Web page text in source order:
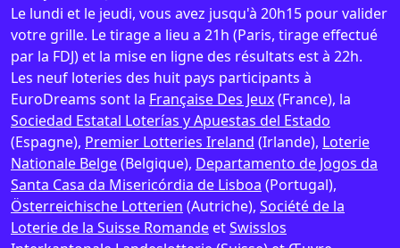
Le lundi et le jeudi, vous avez jusqu'à 20h15 pour valider
votre grille. Le tirage a lieu a 21h (Paris, tirage effectué
par la FDJ) et la mise en ligne des résultats est à 22h.
Les neuf loteries des huit pays participants à
EuroDreams sont la Française Des Jeux(France), la
Sociedad Estatal Loterías y Apuestas del Estado
(Espagne), Premier Lotteries Ireland (Irlande), Loterie
Nationale Belge(Belgique), Departamento de Jogos da
Santa Casa da Misericórdia de Lisboa (Portugal),
Österreichische Lotterien (Autriche), Société de la
Loterie de la Suisse Romande etSwisslos